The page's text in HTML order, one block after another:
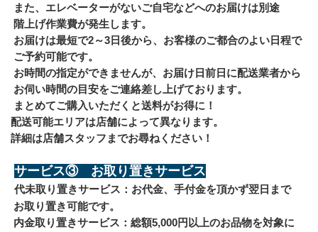
また、エレベーターがないご自宅などへのお届けは別途
階上げ作業費が発生します。
お届けは最短で2～3日後から、お客様のご都合のよい日程で
ご予約可能です。
お時間の指定ができませんが、お届け日前日に配送業者から
お伺い時間の目安をご連絡差し上げております。
まとめてご購入いただくと送料がお得に！
配送可能エリアは店舗によって異なります。
詳細は店舗スタッフまでお尋ねください！
サービス③　お取り置きサービス
代未取り置きサービス：お代金、手付金を頂かず翌日まで
お取り置き可能です。
内金取り置きサービス：総額5,000円以上のお品物を対象に